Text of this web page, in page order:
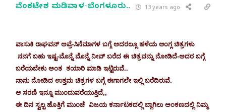
ವೆಂಕಟೇಶ ಮಡಿವಾಳ-ಬೆಂಗಳೂರು.. 13 years ago
ವಾಸುಕಿ ರಾಘವನ್ ಅವ್ರೆ-ಸಿನೆಮಾಗಳ ಬಗ್ಗೆ ಅದರಲ್ಲೂ ಹಳೆಯ ಆಂಗ್ಲ ಚಿತ್ರಗಳು
ನನಗೆ ಬಹು ಇಷ್ಟ-ಮೊನ್ನೆ ಮೊನ್ನೆ ನೀವ್ ಬರೆದ ಈ ಚಿತ್ರವನ್ನು ನೋಡಿದೆ-ಅದರ ಬಗ್ಗೆ
ಬರೆಯಬೇಕು ಅಂತ ತಯಾರಿ ಮಾಡಿ ಇಟ್ಟಿರುವೆ..
ನಾನು ನೋಡಿದ ಉತ್ತಮ ಚಿತ್ರಗಳ ಬಗ್ಗೆ ಈಗಾಗಲೇ ಇಲ್ಲಿ ಬರೆದಿರುವೆ.
ಆ ಸರಣಿ ಇನ್ನೂ ಮುಂದುವರೆಯುತ್ತಿದೆ,,
ಈ ದಿನ ಸ್ವಲ್ಪ ಹೊತ್ತಿಗೆ ಮುಂಚೆ ವಿಜಯ ಕರ್ನಾಟಕದಲ್ಲಿ ಬ್ಲಾಗಿಲು ಅಂಕಣದಲ್ಲಿ ನಿಮ್ಮ